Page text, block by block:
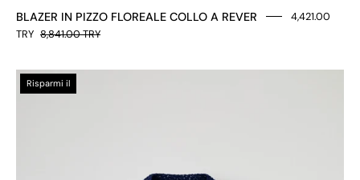
BLAZER IN PIZZO FLOREALE COLLO A REVER
4,421.00
TRY 8,841.00 TRY
Risparmi il